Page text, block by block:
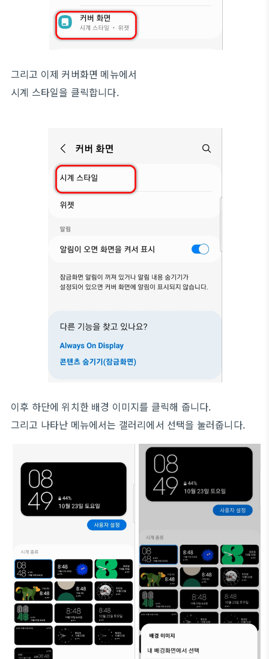
그리고 이제 커버화면 메뉴에서
시계 스타일을 클릭합니다.
이후 하단에 위치한 배경 이미지를 클릭해 줍니다.
그리고 나타난 메뉴에서는 갤러리에서 선택을 눌러줍니다.